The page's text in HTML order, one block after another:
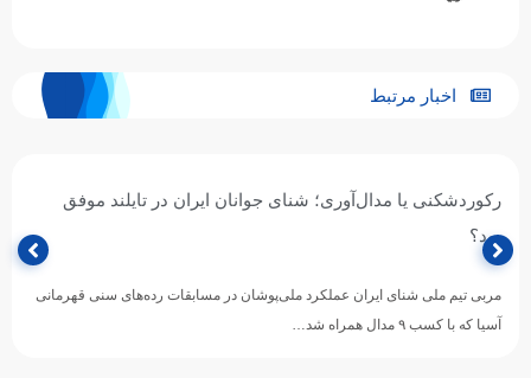
اخبار مرتبط
رکوردشکنی یا مدال‌آوری؛ شنای جوانان ایران در تایلند موفق
بود؟
مربی تیم ملی شنای ایران عملکرد ملی‌پوشان در مسابقات رده‌های سنی قهرمانی
آسیا که با کسب ۹ مدال همراه شد…